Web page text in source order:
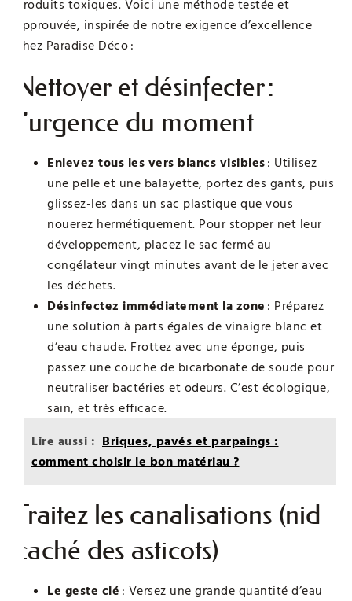
produits toxiques. Voici une méthode testée et
approuvée, inspirée de notre exigence d’excellence
chez Paradise Déco :
Nettoyer et désinfecter :
l’urgence du moment
Enlevez tous les vers blancs visibles: Utilisez
une pelle et une balayette, portez des gants, puis
glissez-les dans un sac plastique que vous
nouerez hermétiquement. Pour stopper net leur
développement, placez le sac fermé au
congélateur vingt minutes avant de le jeter avec
les déchets.
Désinfectez immédiatement la zone : Préparez
une solution à parts égales de vinaigre blanc et
d’eau chaude. Frottez avec une éponge, puis
passez une couche de bicarbonate de soude pour
neutraliser bactéries et odeurs. C’est écologique,
sain, et très efficace.
Lire aussi : Briques, pavés et parpaings :
comment choisir le bon matériau ?
Traitez les canalisations (nid
caché des asticots)
Le geste clé : Versez une grande quantité d’eau